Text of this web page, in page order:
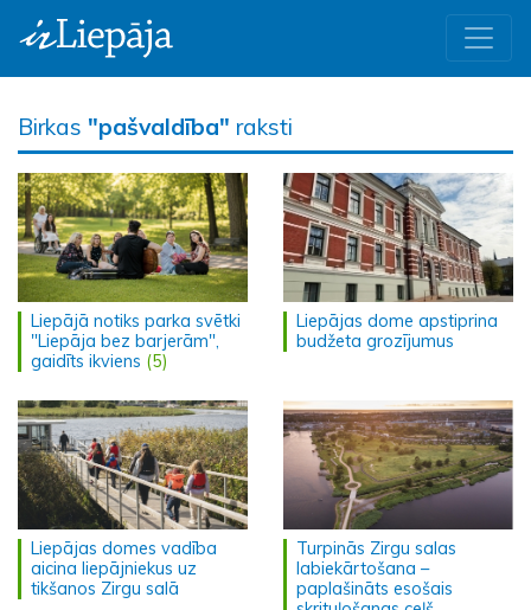
Birkas "pašvaldība" raksti
Liepājā notiks parka svētki
"Liepāja bez barjerām",
gaidīts ikviens (5)
Liepājas dome apstiprina
budžeta grozījumus
Liepājas domes vadība
aicina liepājniekus uz
tikšanos Zirgu salā
Turpinās Zirgu salas
labiekārtošana –
paplašināts esošais